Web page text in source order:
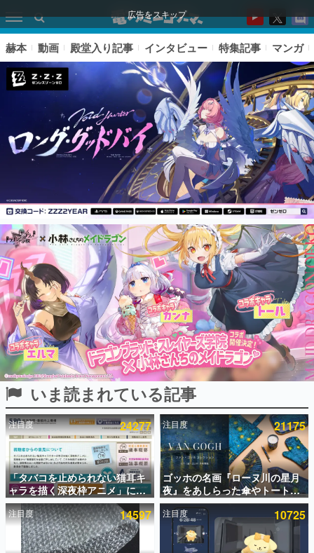
広告をスキップ
ピックアップ
電ファミのいま読まれている記事ランキング
アプリセール情報
インタビュー
連載・特集一覧
殿堂入り記事
SNS拡散数が数千以上！ ページビュー数万以上！ などな
ど。多くの人々に読まれた、電ファミ渾身の“殿堂入り”記
事をまとめました。
ゲームの企画書
名作ゲームクリエイターの方々に製作時のエピソードをお
聞きし、ヒットする企画（ゲーム）とは何か？を探ってい
きます。
赫本
この物語を解いてはいけない。『赫本』は、〈試験問題〉
の形をした短編ホラー小説集です。
赫本 動画 殿堂入り記事 インタビュー 特集記事 マンガ
いま読まれている記事
注目度 24277
「タバコを止められない猫耳キ
ャラを描く深夜枠アニメ」に視
聴者の一部から批判意見。違法
薬物の使用と思しき描写も含め
て、BPOが議論を交わす
注目度 21175
ゴッホの名画『ローヌ川の星月
夜』をあしらった傘やトートバ
ッグなどが登場。8月7日21時よ
り2日間限定で予約販売
注目度 14597 注目度 10725